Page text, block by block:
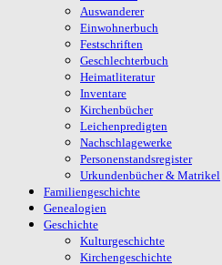
Auswanderer
Einwohnerbuch
Festschriften
Geschlechterbuch
Heimatliteratur
Inventare
Kirchenbücher
Leichenpredigten
Nachschlagewerke
Personenstandsregister
Urkundenbücher & Matrikel
Familiengeschichte
Genealogien
Geschichte
Kulturgeschichte
Kirchengeschichte